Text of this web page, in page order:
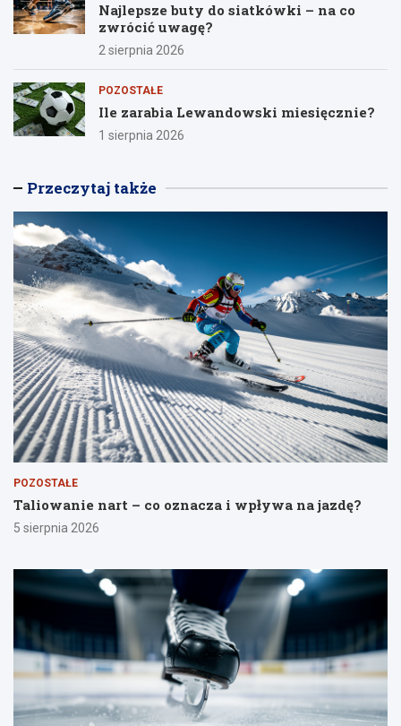
Najlepsze buty do siatkówki – na co
zwrócić uwagę?
2 sierpnia 2026
POZOSTAŁE
Ile zarabia Lewandowski miesięcznie?
1 sierpnia 2026
Przeczytaj także
POZOSTAŁE
Taliowanie nart – co oznacza i wpływa na jazdę?
5 sierpnia 2026